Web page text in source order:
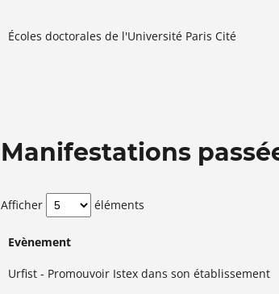
Écoles doctorales de l'Université Paris Cité
Manifestations
Afficher éléments
Evènement
Urfist - Promouvoir Istex dans son établissement